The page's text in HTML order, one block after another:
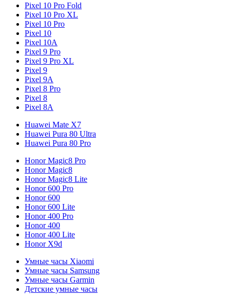
Pixel 10 Pro Fold
Pixel 10 Pro XL
Pixel 10 Pro
Pixel 10
Pixel 10A
Pixel 9 Pro
Pixel 9 Pro XL
Pixel 9
Pixel 9A
Pixel 8 Pro
Pixel 8
Pixel 8A
Huawei Mate X7
Huawei Pura 80 Ultra
Huawei Pura 80 Pro
Honor Magic8 Pro
Honor Magic8
Honor Magic8 Lite
Honor 600 Pro
Honor 600
Honor 600 Lite
Honor 400 Pro
Honor 400
Honor 400 Lite
Honor X9d
Умные часы Xiaomi
Умные часы Samsung
Умные часы Garmin
Детские умные часы